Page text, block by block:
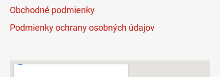
Obchodné podmienky
Podmienky ochrany osobných údajov